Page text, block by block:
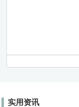
实用资讯